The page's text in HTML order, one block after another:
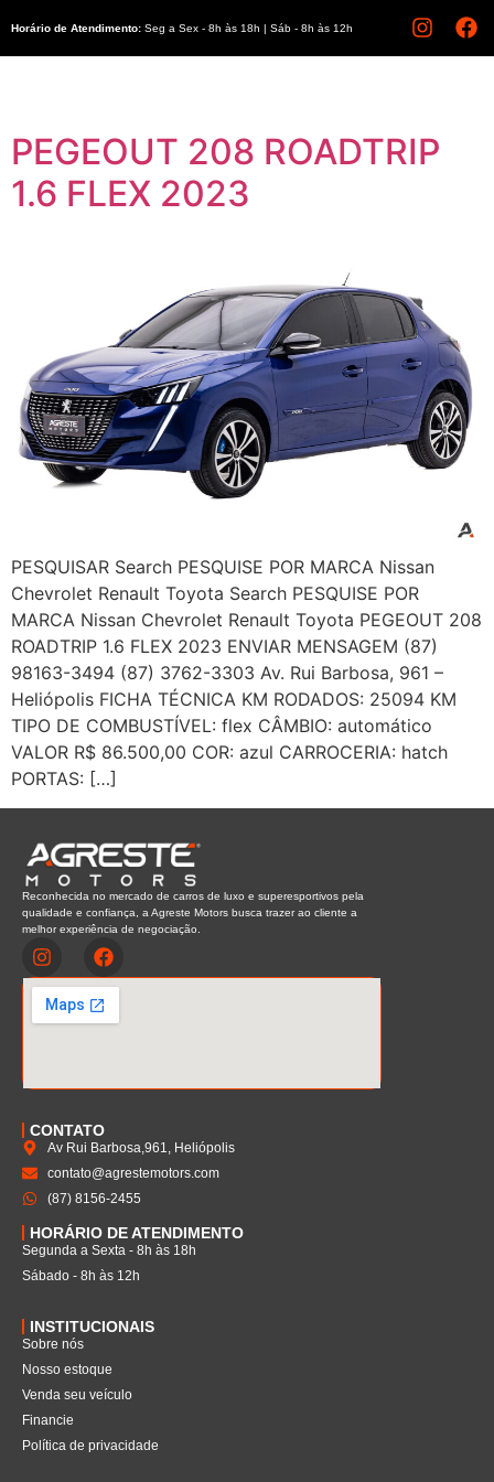
Horário de Atendimento: Seg a Sex - 8h às 18h | Sáb - 8h às 12h
PEGEOUT 208 ROADTRIP
1.6 FLEX 2023
PESQUISAR Search PESQUISE POR MARCA Nissan
Chevrolet Renault Toyota Search PESQUISE POR
MARCA Nissan Chevrolet Renault Toyota PEGEOUT 208
ROADTRIP 1.6 FLEX 2023 ENVIAR MENSAGEM (87)
98163-3494 (87) 3762-3303 Av. Rui Barbosa, 961 –
Heliópolis FICHA TÉCNICA KM RODADOS: 25094 KM
TIPO DE COMBUSTÍVEL: flex CÂMBIO: automático
VALOR R$ 86.500,00 COR: azul CARROCERIA: hatch
PORTAS: […]
Reconhecida no mercado de carros de luxo e superesportivos pela
qualidade e confiança, a Agreste Motors busca trazer ao cliente a
melhor experiência de negociação.
CONTATO
Av Rui Barbosa,961, Heliópolis
contato@agrestemotors.com
(87) 8156-2455
HORÁRIO DE ATENDIMENTO
Segunda a Sexta - 8h às 18h
Sábado - 8h às 12h
INSTITUCIONAIS
Sobre nós
Nosso estoque
Venda seu veículo
Financie
Política de privacidade